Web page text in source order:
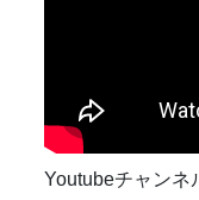
Youtubeチャンネ